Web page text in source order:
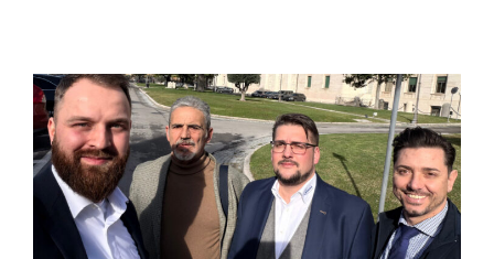
Geschäftsreise nach Italien 🇮🇹